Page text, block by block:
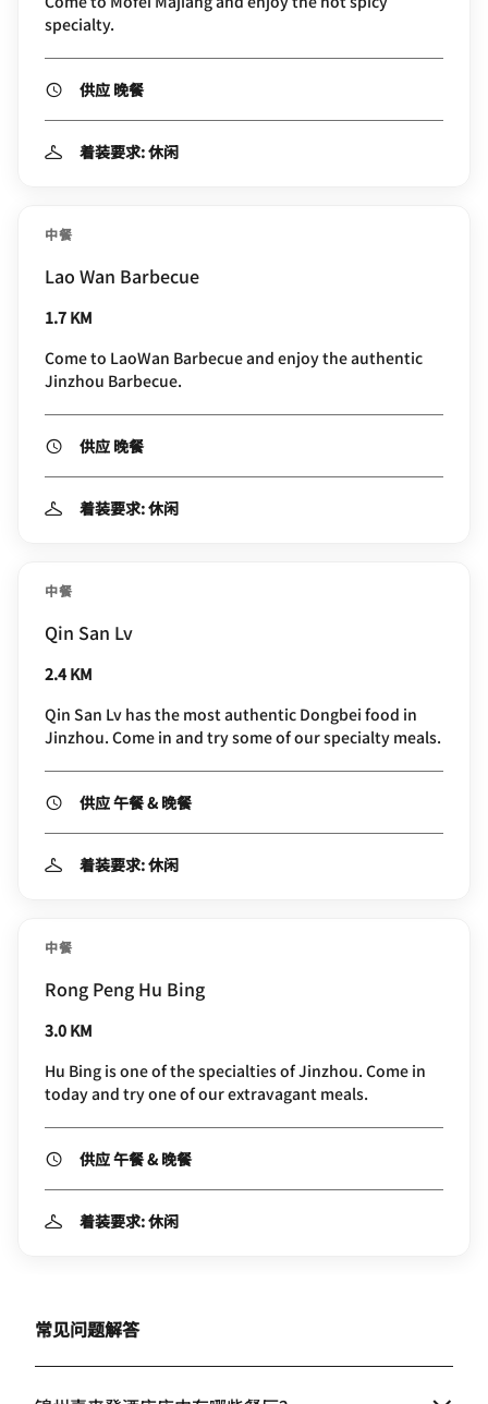
specialty.
供应 晚餐
着装要求: 休闲
中餐
Lao Wan Barbecue
1.7 KM
Come to LaoWan Barbecue and enjoy the authentic
Jinzhou Barbecue.
供应 晚餐
着装要求: 休闲
中餐
Qin San Lv
2.4 KM
Qin San Lv has the most authentic Dongbei food in
Jinzhou. Come in and try some of our specialty meals.
供应 午餐 & 晚餐
着装要求: 休闲
中餐
Rong Peng Hu Bing
3.0 KM
Hu Bing is one of the specialties of Jinzhou. Come in
today and try one of our extravagant meals.
供应 午餐 & 晚餐
着装要求: 休闲
常见问题解答